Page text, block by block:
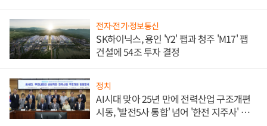
전자·전기·정보통신
SK하이닉스, 용인 'Y2' 팹과 청주 'M17' 팹
건설에 54조 투자 결정
정치
AI시대 맞아 25년 만에 전력산업 구조개편
시동, '발전5사 통합' 넘어 '한전 지주사' 재편